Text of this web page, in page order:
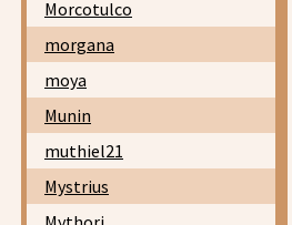
Morcotulco
morgana
moya
Munin
muthiel21
Mystrius